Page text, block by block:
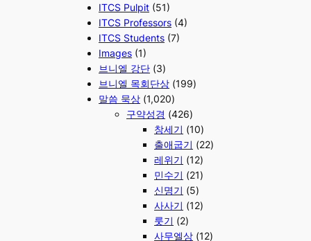
ITCS Pulpit (51)
ITCS Professors (4)
ITCS Students (7)
Images (1)
브니엘 강단 (3)
브니엘 목회단상 (199)
말씀 묵상 (1,020)
구약성경 (426)
창세기 (10)
출애굽기 (22)
레위기 (12)
민수기 (21)
신명기 (5)
사사기 (12)
룻기 (2)
사무엘상 (12)